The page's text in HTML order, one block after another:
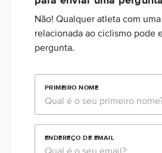
Não! Qualquer atleta com
relacionada ao ciclismo pode
pergunta.
PRIMEIRO NOME
ENDEREÇO DE EMAIL